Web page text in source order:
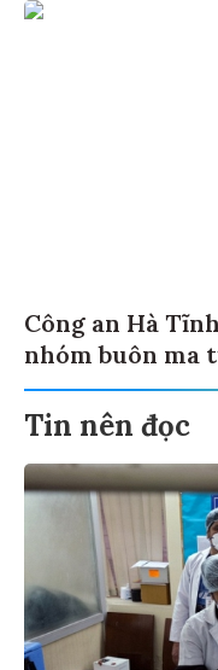
Công an Hà
nhóm buôn ma
Tin nên đọc